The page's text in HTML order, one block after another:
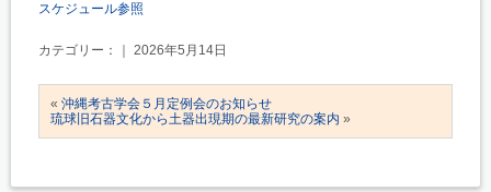
スケジュール参照
カテゴリー：｜ 2026年5月14日
« 沖縄考古学会５月定例会のお知らせ
琉球旧石器文化から土器出現期の最新研究の案内 »